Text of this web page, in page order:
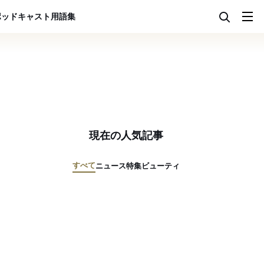
ドキャスト用語集
現在の人気記事
すべてニュース特集ビューティ